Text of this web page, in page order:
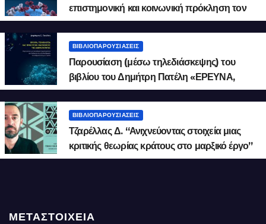
επιστημονική και κοινωνική πρόκληση τον
21ο αιώνα».
ΒΙΒΛΙΟΠΑΡΟΥΣΙΆΣΕΙΣ
Παρουσίαση (μέσω τηλεδιάσκεψης) του
βιβλίου του Δημήτρη Πατέλη «ΕΡΕΥΝΑ,
ΤΕΧΝΟΛΟΓΙΑ ΚΑΙ ΠΡΟΟΠΤΙΚΗ
ΕΡΕΥΝΗΤΙΚΗ ΚΑΙ ΤΕΧΝΟΛΟΓΙΚΗ
ΔΡΑΣΤΗΡΙΟΤΗΤΑ ΣΤΗ ΔΙΑΛΕΚΤΙΚΗ ΤΗΣ
ΑΛΛΗΛΕΠΙΔΡΑΣΗΣ ΤΗΣ ΑΝΘΡΩΠΟΤΗΤΑΣ
ΒΙΒΛΙΟΠΑΡΟΥΣΙΆΣΕΙΣ
Τζαρέλλας Δ. “Ανιχνεύοντας στοιχεία μιας
κριτικής θεωρίας κράτους στο μαρξικό έργο”​
ΜΕΤΑΣΤΟΙΧΕΊΑ